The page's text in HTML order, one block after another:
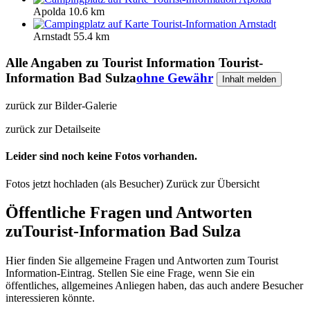
Apolda 10.6 km
Tourist-Information Arnstadt
Arnstadt 55.4 km
Alle Angaben zu Tourist Information Tourist-
Information Bad Sulzaohne Gewähr Inhalt melden
zurück zur Bilder-Galerie
zurück zur Detailseite
Leider sind noch keine Fotos vorhanden.
Fotos jetzt hochladen (als Besucher) Zurück zur Übersicht
Öffentliche Fragen und Antworten
zuTourist-Information Bad Sulza
Hier finden Sie allgemeine Fragen und Antworten zum Tourist
Information-Eintrag. Stellen Sie eine Frage, wenn Sie ein
öffentliches, allgemeines Anliegen haben, das auch andere Besucher
interessieren könnte.